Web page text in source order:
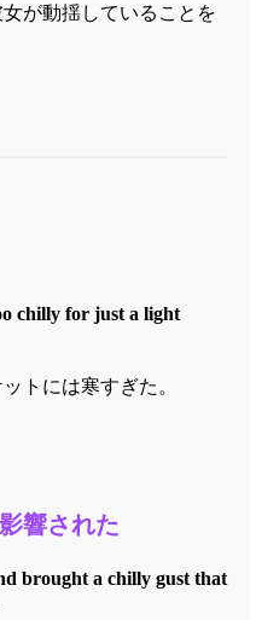
が動揺していることを
chilly for just a light
トには寒すぎた。
響された
brought a chilly gust that